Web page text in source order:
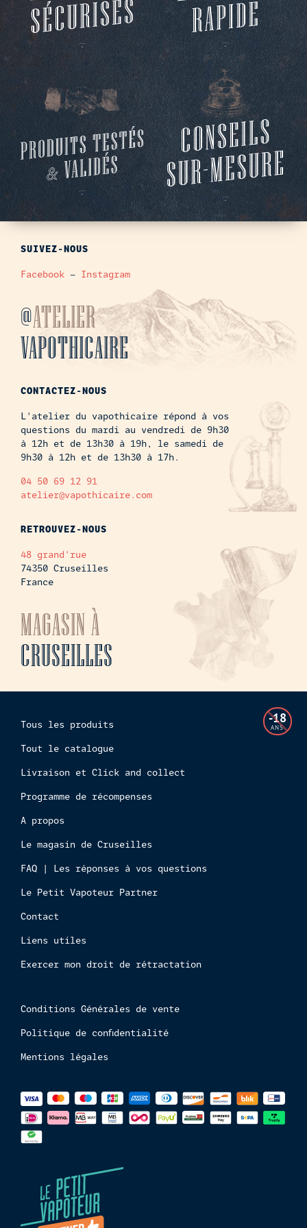
SUIVEZ-NOUS
Facebook – Instagram
@ATELIER
VAPOTHICAIRE
CONTACTEZ-NOUS
L'atelier du vapothicaire répond à vos
questions du mardi au vendredi de 9h30
à 12h et de 13h30 à 19h, le samedi de
9h30 à 12h et de 13h30 à 17h.
04 50 69 12 91
atelier@vapothicaire.com
RETROUVEZ-NOUS
48 grand'rue
74350 Cruseilles
France
MAGASIN À
CRUSEILLES
Tous les produits
Tout le catalogue
Livraison et Click and collect
Programme de récompenses
A propos
Le magasin de Cruseilles
FAQ | Les réponses à vos questions
Le Petit Vapoteur Partner
Contact
Liens utiles
Exercer mon droit de rétractation
Conditions Générales de vente
Politique de confidentialité
Mentions légales
Méthodes
de
paiements
L'accès
à
-18
ANS